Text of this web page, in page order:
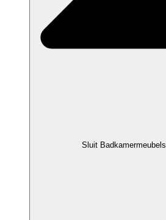
Sluit Badkamermeubels